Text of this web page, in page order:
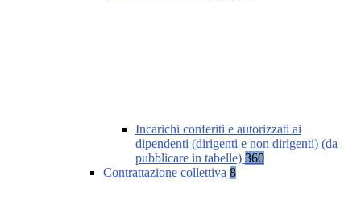
Incarichi conferiti e autorizzati ai
dipendenti (dirigenti e non dirigenti) (da
pubblicare in tabelle) 360
Contrattazione collettiva 8